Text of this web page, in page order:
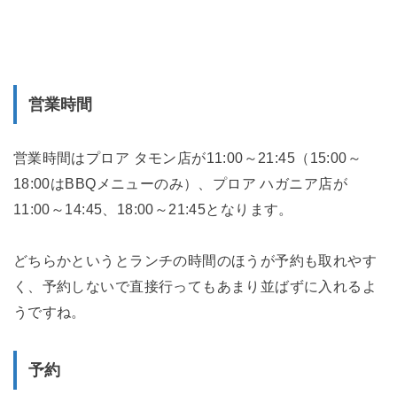
営業時間
営業時間はプロア タモン店が11:00～21:45（15:00～
18:00はBBQメニューのみ）、プロア ハガニア店が
11:00～14:45、18:00～21:45となります。
どちらかというとランチの時間のほうが予約も取れやす
く、予約しないで直接行ってもあまり並ばずに入れるよ
うですね。
予約